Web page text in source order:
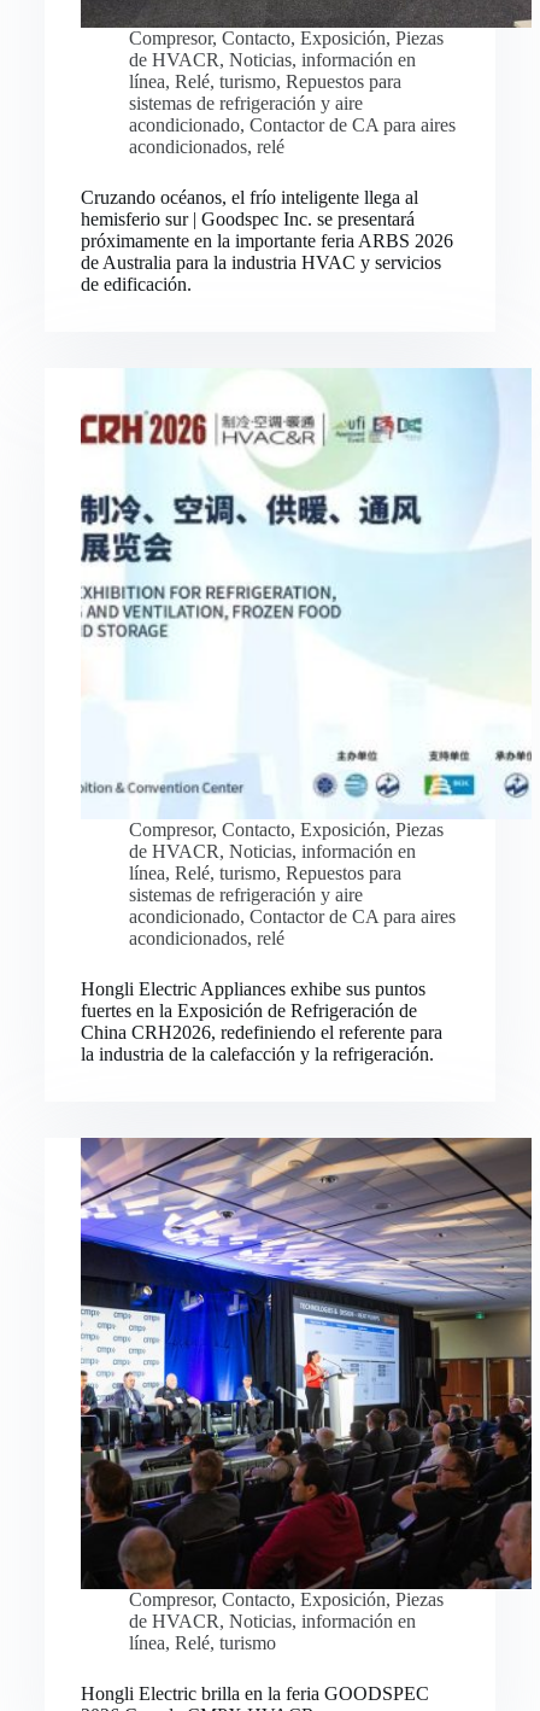
Compresor, Contacto, Exposición, Piezas
de HVACR, Noticias, información en
línea, Relé, turismo, Repuestos para
sistemas de refrigeración y aire
acondicionado, Contactor de CA para aires
acondicionados, relé
Cruzando océanos, el frío inteligente llega al
hemisferio sur | Goodspec Inc. se presentará
próximamente en la importante feria ARBS 2026
de Australia para la industria HVAC y servicios
de edificación.
Compresor, Contacto, Exposición, Piezas
de HVACR, Noticias, información en
línea, Relé, turismo, Repuestos para
sistemas de refrigeración y aire
acondicionado, Contactor de CA para aires
acondicionados, relé
Hongli Electric Appliances exhibe sus puntos
fuertes en la Exposición de Refrigeración de
China CRH2026, redefiniendo el referente para
la industria de la calefacción y la refrigeración.
Compresor, Contacto, Exposición, Piezas
de HVACR, Noticias, información en
línea, Relé, turismo
Hongli Electric brilla en la feria GOODSPEC